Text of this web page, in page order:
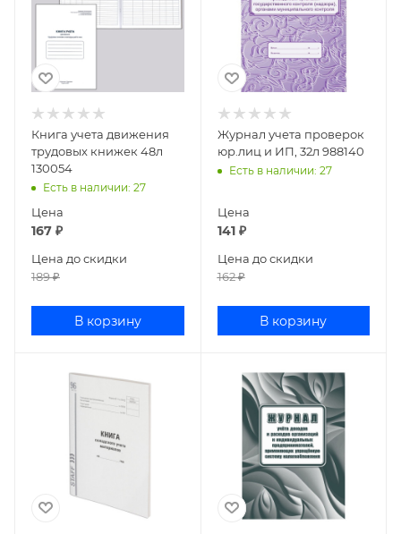
Книга учета движения
трудовых книжек 48л
130054
Есть в наличии: 27
Цена
167 ₽
Цена до скидки
189₽
В корзину
Журнал учета проверок
юр.лиц и ИП, 32л 988140
Есть в наличии: 27
Цена
141₽
Цена до скидки
162₽
В корзину